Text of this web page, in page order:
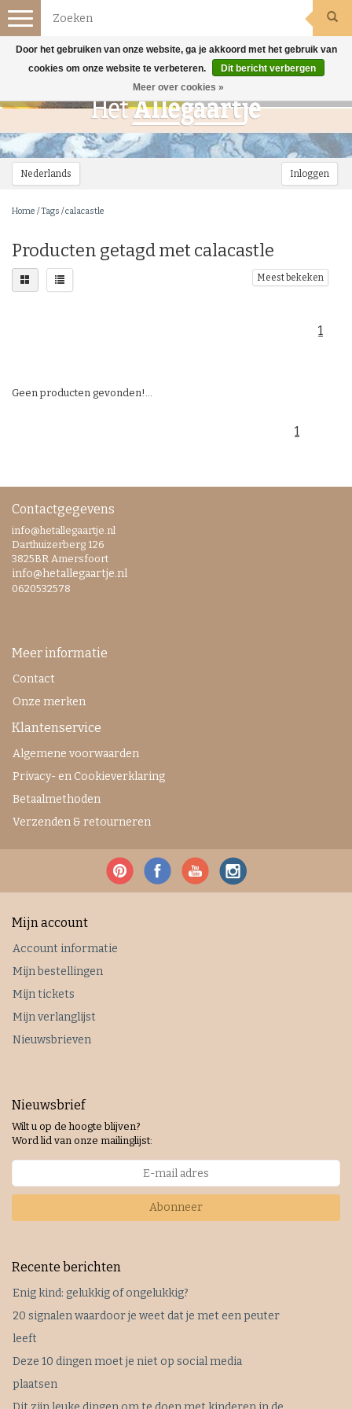
Nederlands Inloggen
Toggle
navigation
Home /Tags /calacastle
Producten getagd met calacastle
Meest bekeken
1
Geen producten gevonden!...
1
Contactgegevens
info@hetallegaartje.nl
Darthuizerberg 126
3825BR Amersfoort
info@hetallegaartje.nl
0620532578
Meer informatie
Contact
Onze merken
Klantenservice
Algemene voorwaarden
Privacy- en Cookieverklaring
Betaalmethoden
Verzenden & retourneren
Mijn account
Account informatie
Mijn bestellingen
Mijn tickets
Mijn verlanglijst
Nieuwsbrieven
Nieuwsbrief
Wilt u op de hoogte blijven?
Word lid van onze mailinglijst:
Abonneer
Recente berichten
Enig kind: gelukkig of ongelukkig?
20 signalen waardoor je weet dat je met een peuter
leeft
Deze 10 dingen moet je niet op social media
plaatsen
Door het gebruiken van onze website, ga je akkoord met het gebruik van
cookies om onze website te verbeteren.
Dit bericht verbergen
Meer over cookies »